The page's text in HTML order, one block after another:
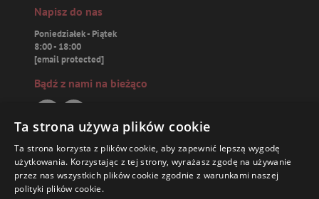
Napisz do nas
Poniedziałek - Piątek
8:00 - 18:00
[email protected]
Bądź z nami na bieżąco
Paskarz.pl
Zamówienia
Ta strona używa plików cookie
Ta strona korzysta z plików cookie, aby zapewnić lepszą wygodę
użytkowania. Korzystając z tej strony, wyrażasz zgodę na używanie
przez nas wszystkich plików cookie zgodnie z warunkami naszej
polityki plików cookie.